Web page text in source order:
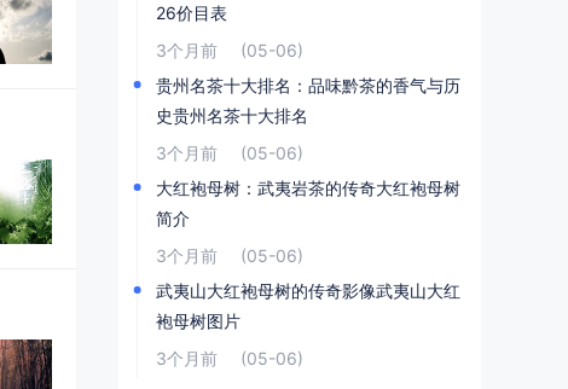
26价目表
3个月前
(05-06)
贵州名茶十大排名：品味黔茶的香气与历
史贵州名茶十大排名
3个月前
(05-06)
大红袍母树：武夷岩茶的传奇大红袍母树
简介
3个月前
(05-06)
武夷山大红袍母树的传奇影像武夷山大红
袍母树图片
3个月前
(05-06)